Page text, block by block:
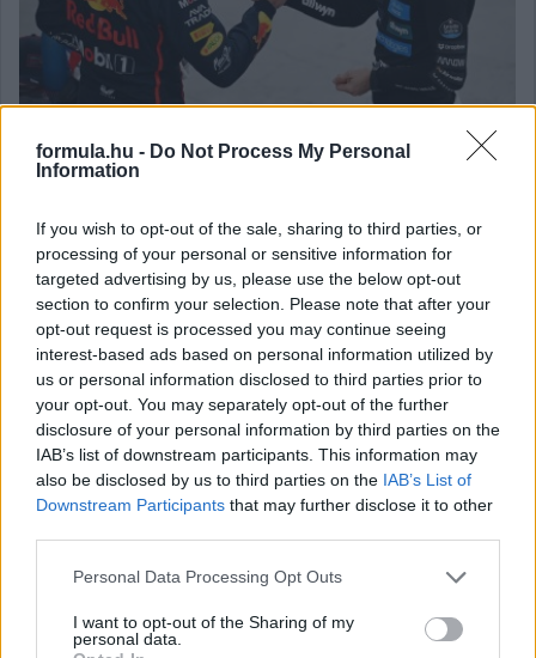
formula.hu - Do Not Process My Personal
Information
If you wish to opt-out of the sale, sharing to third parties, or
processing of your personal or sensitive information for
targeted advertising by us, please use the below opt-out
section to confirm your selection. Please note that after your
opt-out request is processed you may continue seeing
interest-based ads based on personal information utilized by
us or personal information disclosed to third parties prior to
your opt-out. You may separately opt-out of the further
disclosure of your personal information by third parties on the
IAB’s list of downstream participants. This information may
also be disclosed by us to third parties on the IAB’s List of
Downstream Participants that may further disclose it to other
Please note that this website/app uses one or more Google
not limited to your visit or usage behaviour. You may click to
grant or deny consent to Google and its third-party tags to
Personal Data Processing Opt Outs
I want to opt-out of the Sharing of my
personal data.
Szenzációs pilótacserét jósol Ralf Schumacher: a német
expilóta szerint Max Verstappen követheti versenymérnökét a
részletek
2026. április 5. vasárnap, 12:23
Verstappen elfedte a Honda hibáit?